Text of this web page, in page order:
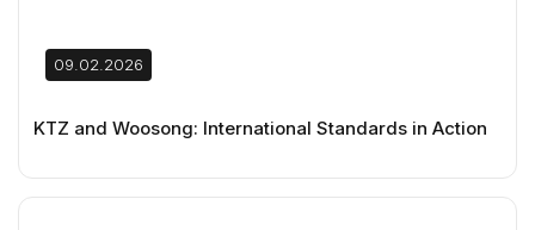
09.02.2026
KTZ and Woosong: International Standards in Action